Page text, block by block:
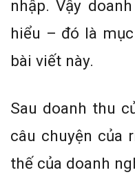
nhập­­. Vậy
hiểu – đó là
bài viết này.
Sau doanh thu
câu chuyện của
thế của doanh